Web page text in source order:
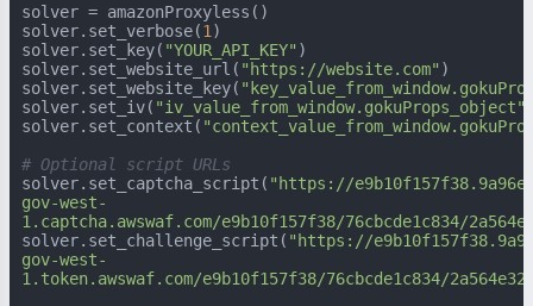
solver = amazonProxyless()
solver.set_verbose(1 )
solver.set_key( "YOUR_API_KEY" )
solver.set_website_url( "https://website.com" )
solver.set_website_key(
solver.set_iv( "iv_value_from_window.gokuProps_object"
solver.set_context(
# Optional script URLs
solver.set_captcha_script( "https://
gov-west-
1.captcha.awswaf.com/e9b10f157f38/76cbcde1c834/
solver.set_challenge_script( "https://
gov-west-
1.token.awswaf.com/e9b10f157f38/76cbcde1c834/